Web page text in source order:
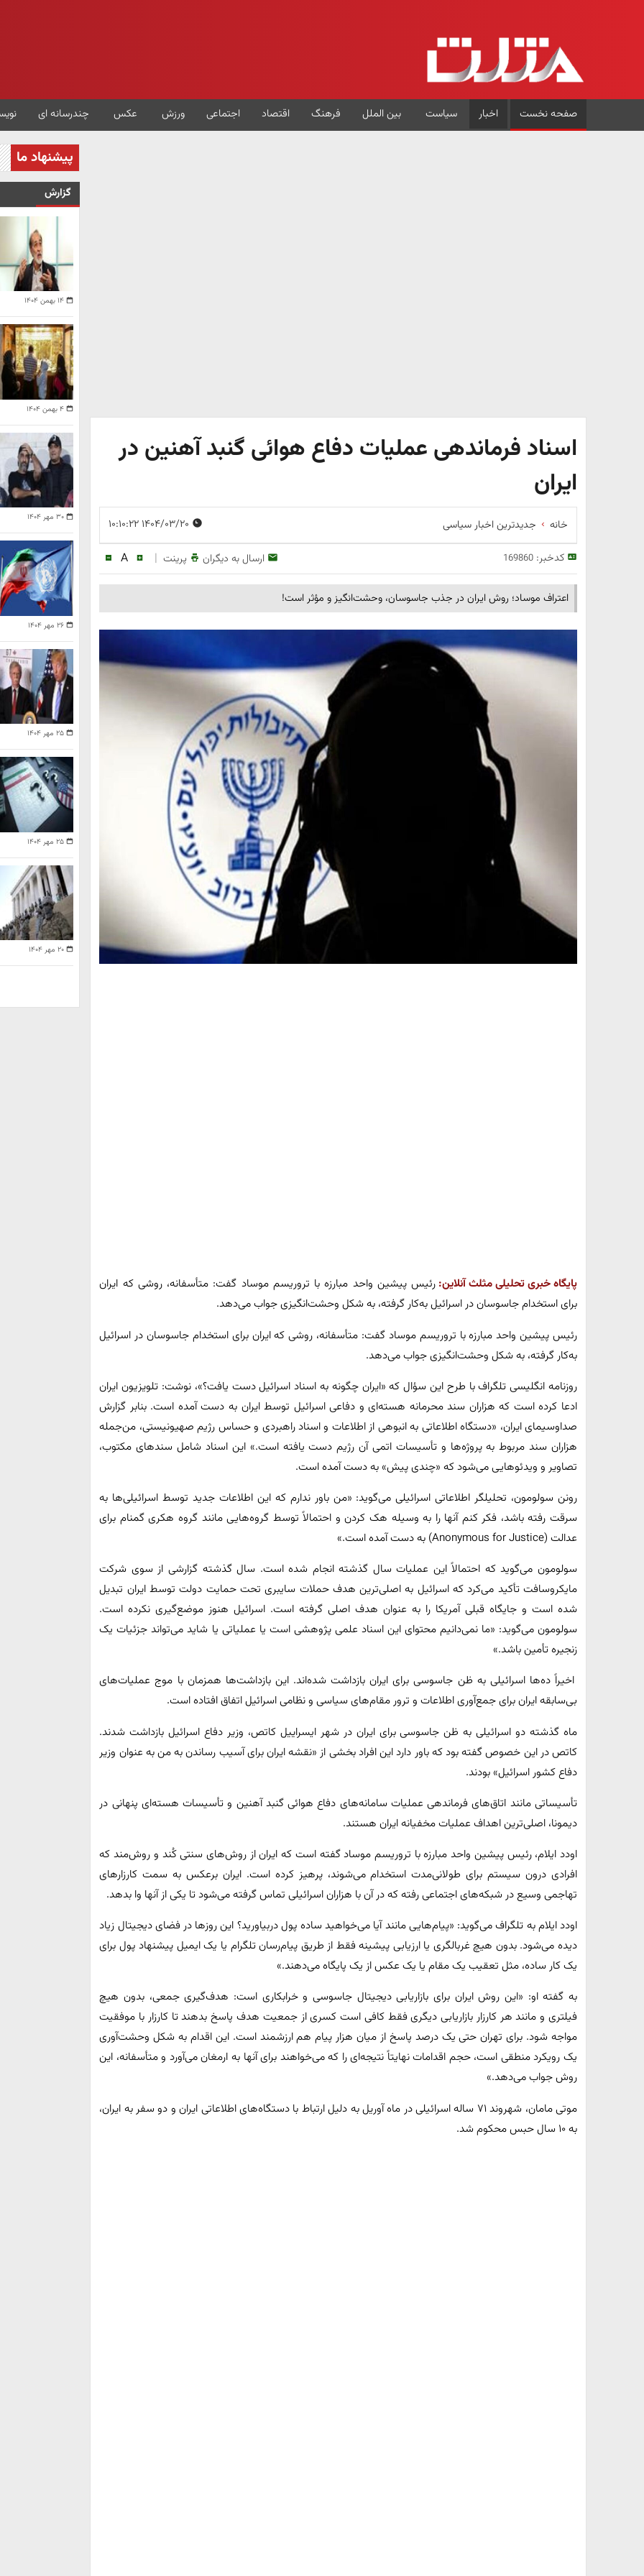
صفحه نخست اخبار سیاست بین الملل فرهنگ اقتصاد اجتماعی ورزش عکس چندرسانه ای
اسناد فرماندهی عملیات دفاع هوائی گنبد آهنین در
ایران
خانه جدیدترین اخبار سیاسی
کدخبر:169860 ارسال به دیگران پرینت |
A
اعتراف موساد؛ روش ایران در جذب جاسوسان، وحشت‌انگیز و مؤثر است!
پایگاه خبری تحلیلی مثلث آنلاین: رئیس پیشین واحد مبارزه با تروریسم موساد گفت: متأسفانه، روشی که ایران
برای استخدام جاسوسان در اسرائیل به‌کار گرفته، به شکل وحشت‌انگیزی جواب می‌دهد.
رئیس پیشین واحد مبارزه با تروریسم موساد گفت: متأسفانه، روشی که ایران برای استخدام جاسوسان در اسرائیل
به‌کار گرفته، به شکل وحشت‌انگیزی جواب می‌دهد.
روزنامه انگلیسی تلگراف با طرح این سؤال که «ایران چگونه به اسناد اسرائیل دست یافت؟»، نوشت: تلویزیون ایران
ادعا کرده‌ است که هزاران سند محرمانه هسته‌ای و دفاعی اسرائیل توسط ایران به دست آمده‌ است. بنابر گزارش
صداوسیمای ایران، «دستگاه اطلاعاتی به انبوهی از اطلاعات و اسناد راهبردی و حساس رژیم صهیونیستی، من‌جمله
هزاران سند مربوط به پروژه‌ها و تأسیسات اتمی آن رژیم دست یافته است.» این اسناد شامل سندهای مکتوب،
تصاویر و ویدئوهایی می‌شود که «چندی پیش» به دست آمده ‌است.
رونن سولومون، تحلیلگر اطلاعاتی اسرائیلی می‌گوید: «من باور ندارم که این اطلاعات جدید توسط اسرائیلی‌ها به
سرقت رفته‌ باشد، فکر کنم آنها را به وسیله هک کردن و احتمالاً توسط گروه‌هایی مانند گروه هکری گمنام برای
عدالت (Anonymous for Justice) به دست آمده ‌است.»
سولومون می‌گوید که احتمالاً این عملیات سال گذشته انجام شده ‌است. سال گذشته گزارشی از سوی شرکت
مایکروسافت تأکید می‌کرد که اسرائیل به اصلی‌ترین هدف حملات سایبری تحت حمایت دولت توسط ایران تبدیل
شده ‌است و جایگاه قبلی آمریکا را به عنوان هدف اصلی گرفته‌ است. اسرائیل هنوز موضع‌گیری نکرده ‌است.
سولومون می‌گوید: «ما نمی‌دانیم محتوای این اسناد علمی پژوهشی است یا عملیاتی یا شاید می‌تواند جزئیات یک
زنجیره تأمین باشد‌.»
اخیراً ده‌ها اسرائیلی به ظن جاسوسی برای ایران بازداشت شده‌اند. این بازداشت‌ها همزمان با موج عملیات‌های
بی‌سابقه ایران برای جمع‌آوری اطلاعات و ترور مقام‌های سیاسی و نظامی اسرائیل اتفاق افتاده ‌است.
ماه گذشته دو اسرائیلی به ظن جاسوسی برای ایران در شهر ایسراییل کاتص، وزیر دفاع اسرائیل بازداشت شدند.
کاتص در این خصوص گفته ‌بود که باور دارد این افراد بخشی از «نقشه ایران برای آسیب رساندن به من به عنوان وزیر
دفاع کشور اسرائیل» بودند.
تأسیساتی مانند اتاق‌های فرماندهی عملیات سامانه‌های دفاع هوائی گنبد آهنین و تأسیسات هسته‌ای پنهانی در
دیمونا، اصلی‌ترین اهداف عملیات مخفیانه ایران هستند.
اودد ایلام، رئیس پیشین واحد مبارزه با تروریسم موساد گفته ‌است که ایران از روش‌های سنتی کُند و روش‌مند که
افرادی درون سیستم برای طولانی‌مدت استخدام می‌شوند، پرهیز کرده ‌است. ایران بر‌عکس به سمت کارزارهای
تهاجمی وسیع در شبکه‌های اجتماعی رفته‌ که در آن با هزاران اسرائیلی تماس گرفته‌ می‌شود تا یکی از آنها وا بدهد.
اودد ایلام به تلگراف می‌گوید: «پیام‌هایی مانند آیا می‌خواهید ساده پول دربیاورید؟ این روزها در فضای دیجیتال زیاد
دیده می‌شود. بدون هیچ غربالگری یا ارزیابی پیشینه فقط از طریق پیام‌رسان تلگرام یا یک ایمیل پیشنهاد پول برای
یک کار ساده، مثل تعقیب یک مقام یا یک عکس از یک پایگاه می‌دهند.»
به گفته او: «این روش ایران برای بازاریابی دیجیتال جاسوسی و خرابکاری است: هدف‌گیری جمعی، بدون هیچ
فیلتری و مانند هر کارزار بازاریابی دیگری فقط کافی است کسری از جمعیت هدف پاسخ بدهند تا کارزار با موفقیت
مواجه شود. برای تهران حتی یک درصد پاسخ از میان هزار پیام هم ارزشمند است. این اقدام به شکل وحشت‌آوری
یک رویکرد منطقی است، حجم اقدامات نهایتاً نتیجه‌ای را که می‌خواهند برای آنها به ارمغان می‌آورد و متأسفانه، این
روش جواب می‌دهد.»
موتی مامان، شهروند ۷۱ ساله اسرائیلی در ماه ‌آوریل به دلیل ارتباط با دستگاه‌های اطلاعاتی ایران و دو سفر به ایران،
به ۱۰ سال حبس محکوم شد.
پیشنهاد ما
گزارش
۱۴ بهمن ۱۴۰۴
۴ بهمن ۱۴۰۴
۳۰ مهر ۱۴۰۴
۲۶ مهر ۱۴۰۴
۲۵ مهر ۱۴۰۴
۲۵ مهر ۱۴۰۴
۲۰ مهر ۱۴۰۴